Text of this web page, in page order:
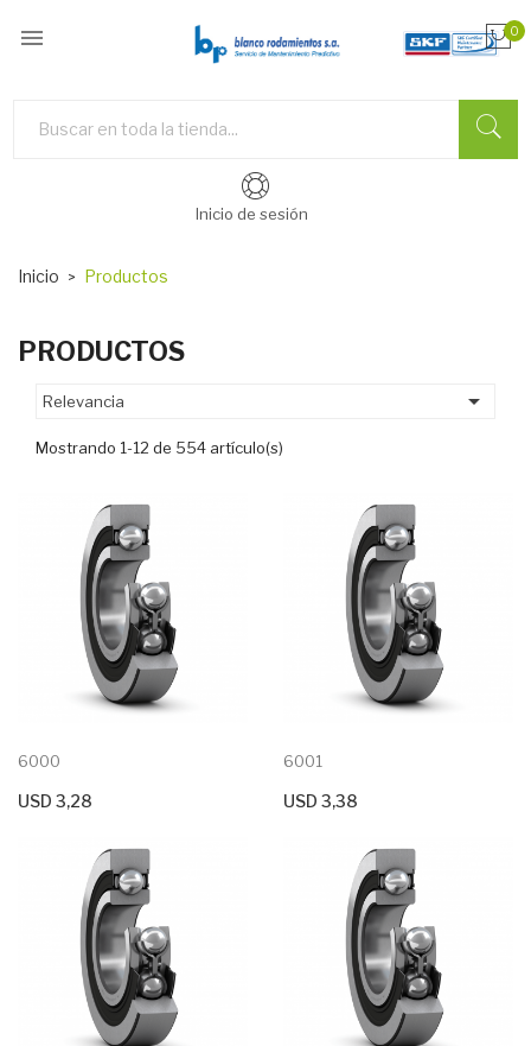
 0
Inicio de sesión
Inicio Productos
PRODUCTOS
Relevancia 
Mostrando 1-12 de 554 artículo(s)
6000
USD 3,28
6001
USD 3,38